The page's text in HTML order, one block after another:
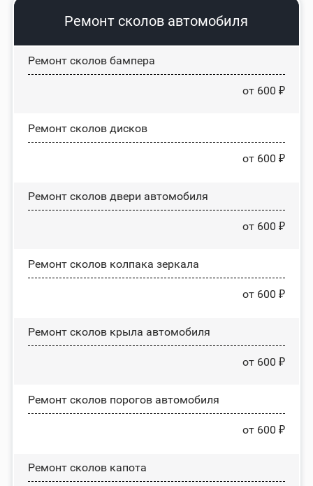
Ремонт сколов автомобиля
Ремонт сколов бампера
от 600 ₽
Ремонт сколов дисков
от 600 ₽
Ремонт сколов двери автомобиля
от 600 ₽
Ремонт сколов колпака зеркала
от 600 ₽
Ремонт сколов крыла автомобиля
от 600 ₽
Ремонт сколов порогов автомобиля
от 600 ₽
Ремонт сколов капота